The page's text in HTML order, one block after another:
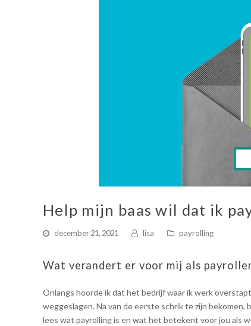
Help mijn baas wil dat ik
december 21, 2021 lisa payrolling
Wat verandert er voor mij als
Onlangs hoorde ik dat het bedrijf waar ik werk
weggeslagen. Na van de eerste schrik te zijn
lees wat payrolling is en wat het betekent voor jou als